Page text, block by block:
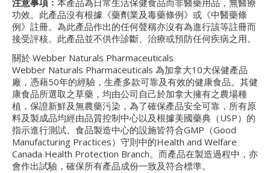
注意事項﹕ 本產品為日常生活保健食品而非醫藥用品，無醫療
功效。此產品沒有根據《藥劑業及毒藥條例》或《中醫藥條
例》註冊。為此產品作出的任何聲稱亦沒有為進行該等註冊而
接受評核。此產品並不供作診斷、治療或預防任何疾病之用。
關於 Webber Naturals Pharmaceuticals
Webber Naturals Pharmaceuticals 為加拿大10大保健產品
廠，憑藉50年的經驗，生產多款可靠及有效的健康食品。其健
康食品所選取之草藥，均由公司自己於加拿大擁有之農場種
植，保證新鮮及無農藥污染，為了確保產品安全可靠，所有原
料及製成品均經由品質控制中心以及根據美國藥典（USP）的
指示進行測試。食品製造中心的設施皆符合GMP（Good
Manufacturing Practices）守則中的Health and Welfare
Canada Health Protection Branch。而產品在製造過程中，亦
會作出試驗，確保所有產品成份一致及符合標準。